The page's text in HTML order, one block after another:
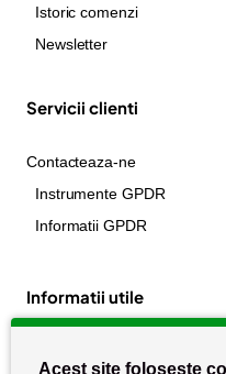
Istoric comenzi
Newsletter
Servicii clienti
Contacteaza-ne
Instrumente GPDR
Informatii GPDR
Informatii utile
Acest site folosește